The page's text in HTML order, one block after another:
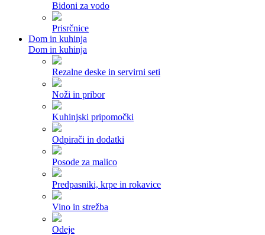
Bidoni za vodo
Prisrčnice
Dom in kuhinja
Dom in kuhinja
Rezalne deske in servirni seti
Noži in pribor
Kuhinjski pripomočki
Odpirači in dodatki
Posode za malico
Predpasniki, krpe in rokavice
Vino in strežba
Odeje